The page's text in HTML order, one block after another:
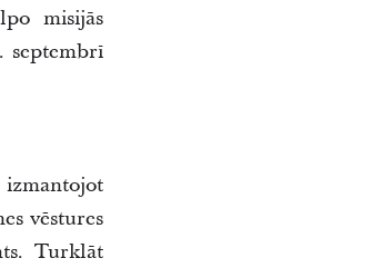
misijās
septembrī
vēstures
Turklāt